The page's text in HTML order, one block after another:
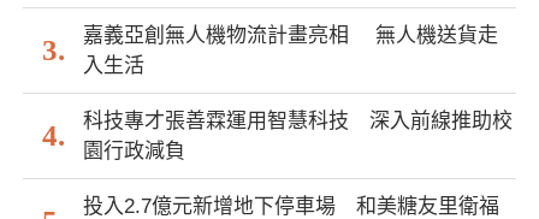
嘉義亞創無人機物流計畫亮相 無人機送貨走
入生活
科技專才張善霖運用智慧科技 深入前線推助校
園行政減負
投入2.7億元新增地下停車場 和美糖友里衛福